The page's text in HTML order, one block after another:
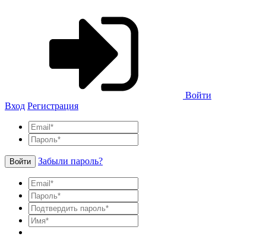
Войти
Вход Регистрация
Войти Забыли пароль?